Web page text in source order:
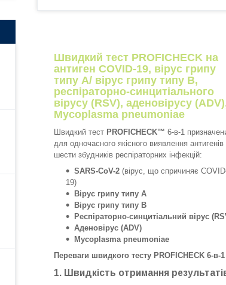
Швидкий тест PROFICHECK на
антиген COVID-19, вірус грипу
типу А/ вірус грипу типу В,
респіраторно-синцитіального
вірусу (RSV), аденовірусу
Mycoplasma pneumoniae
Швидкий тест PROFICHECK™ 6-в-1
для одночасного якісного виявлення антигенів
шести збудників респіраторних інфекцій:
SARS-CoV-2 (вірус, що спричиняє
19)
Вірус грипу типу А
Вірус грипу типу В
Респіраторно-синцитіальний вірус
Аденовірус (ADV)
Mycoplasma pneumoniae
Переваги швидкого тесту PROFICHECK 6-в-
1. Швидкість отримання